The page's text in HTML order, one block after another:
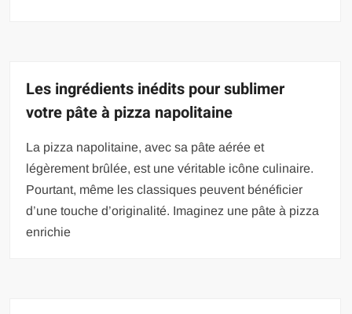
Les ingrédients inédits pour sublimer
votre pâte à pizza napolitaine
La pizza napolitaine, avec sa pâte aérée et
légèrement brûlée, est une véritable icône culinaire.
Pourtant, même les classiques peuvent bénéficier
d’une touche d’originalité. Imaginez une pâte à pizza
enrichie